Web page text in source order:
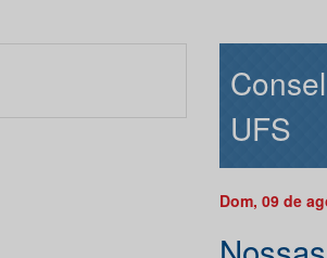
UFS
Dom, 09 de